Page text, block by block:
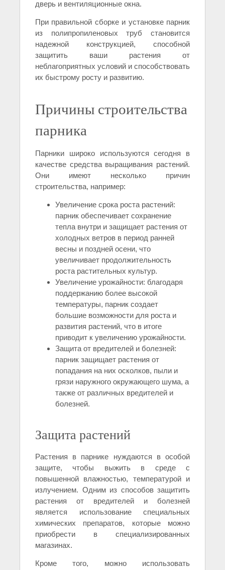
дверь и вентиляционные окна.
При правильной сборке и установке парник
из полипропиленовых труб становится
надежной конструкцией, способной
защитить ваши растения от
неблагоприятных условий и способствовать
их быстрому росту и развитию.
Причины строительства
парника
Парники широко используются сегодня в
качестве средства выращивания растений.
Они имеют несколько причин
строительства, например:
Увеличение срока роста растений:
парник обеспечивает сохранение
тепла внутри и защищает растения от
холодных ветров в период ранней
весны и поздней осени, что
увеличивает продолжительность
роста растительных культур.
Увеличение урожайности: благодаря
поддержанию более высокой
температуры, парник создает
большие возможности для роста и
развития растений, что в итоге
приводит к увеличению урожайности.
Защита от вредителей и болезней:
парник защищает растения от
попадания на них осколков, пыли и
грязи наружного окружающего шума, а
также от различных вредителей и
болезней.
Защита растений
Растения в парнике нуждаются в особой
защите, чтобы выжить в среде с
повышенной влажностью, температурой и
излучением. Одним из способов защитить
растения от вредителей и болезней
является использование специальных
химических препаратов, которые можно
приобрести в специализированных
магазинах.
Кроме того, можно использовать